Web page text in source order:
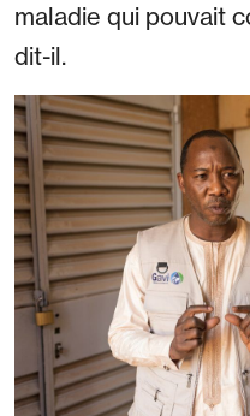
maladie qui pouvait
dit-il.